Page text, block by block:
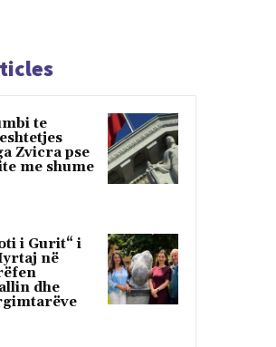
te
Zvicra pse
me shume
i Gurit“ i
në
dhe